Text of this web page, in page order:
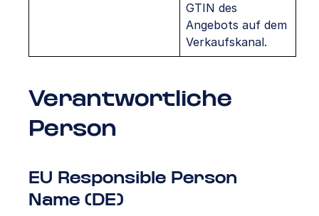
GTIN des
Angebots auf dem
Verkaufskanal.
Verantwortliche
Person
EU Responsible Person
Name (DE)